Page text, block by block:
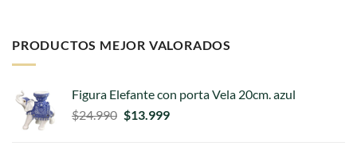
PRODUCTOS MEJOR VALORADOS
Figura Elefante con porta Vela 20cm. azul
$24.990 El
$13.999El